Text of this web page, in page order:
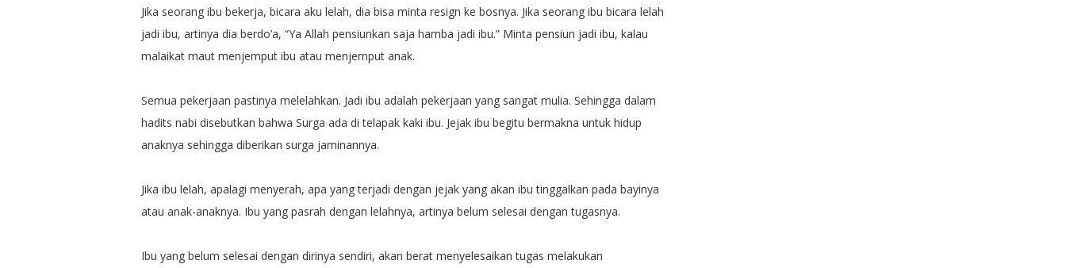
Jika seorang ibu bekerja, bicara aku lelah, dia bisa minta resign ke bosnya. Jika seorang ibu bicara lelah
jadi ibu, artinya dia berdo’a, “Ya Allah pensiunkan saja hamba jadi ibu.” Minta pensiun jadi ibu, kalau
malaikat maut menjemput ibu atau menjemput anak.
Semua pekerjaan pastinya melelahkan. Jadi ibu adalah pekerjaan yang sangat mulia. Sehingga dalam
hadits nabi disebutkan bahwa Surga ada di telapak kaki ibu. Jejak ibu begitu bermakna untuk hidup
anaknya sehingga diberikan surga jaminannya.
Jika ibu lelah, apalagi menyerah, apa yang terjadi dengan jejak yang akan ibu tinggalkan pada bayinya
atau anak-anaknya. Ibu yang pasrah dengan lelahnya, artinya belum selesai dengan tugasnya.
Ibu yang belum selesai dengan dirinya sendiri, akan berat menyelesaikan tugas melakukan